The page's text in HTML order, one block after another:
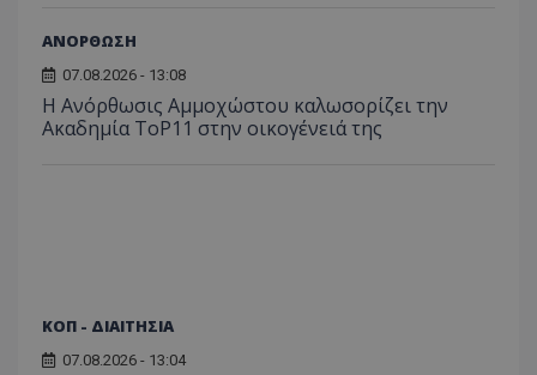
ΑΝΟΡΘΩΣΗ
07.08.2026 - 13:08
Η Ανόρθωσις Αμμοχώστου καλωσορίζει την
Ακαδημία ToP11 στην οικογένειά της
ΚΟΠ - ΔΙΑΙΤΗΣΙΑ
07.08.2026 - 13:04